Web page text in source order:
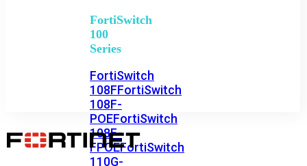
FortiSwitch
100
Series
FortiSwitch
108FFortiSwitch
108F-
POEFortiSwitch
108F-
FPOEFortiSwitch
110G-